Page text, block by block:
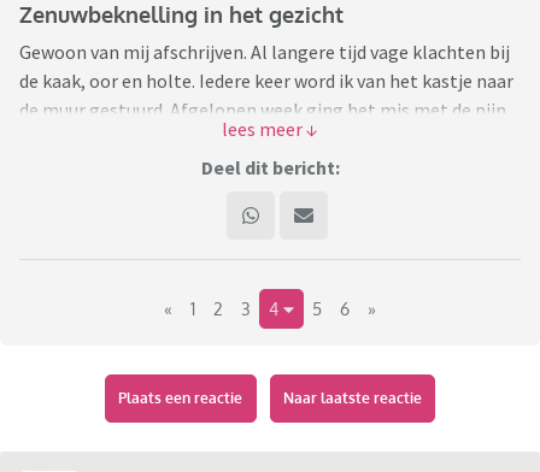
Zenuwbeknelling in het gezicht
Gewoon van mij afschrijven. Al langere tijd vage klachten bij
de kaak, oor en holte. Iedere keer word ik van het kastje naar
de muur gestuurd. Afgelopen week ging het mis met de pijn.
Vreselijke pijnscheuten 1 verkeerde beweging en ik verga van
die 3 tak zenuw die klem zit vanuit mijn oor. Komende week
ziekenhuis.
Tot die tijd paracetemol en carbamazepine maar nog is de
Eten lukt niet alleen wat vloeibaar
Deel dit bericht:
« 1 2 3 4 5 6 »
Plaats een reactie Naar laatste reactie